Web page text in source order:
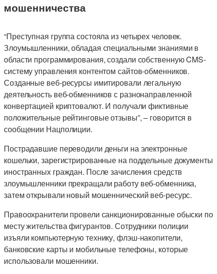
мошенничества
“Преступная группа состояла из четырех человек.
Злоумышленники, обладая специальными знаниями в
области программирования, создали собственную CMS-
систему управления контентом сайтов-обменников.
Созданные веб-ресурсы имитировали легальную
деятельность веб-обменников с разнонаправленной
конвертацией криптовалют. И получали фиктивные
положительные рейтинговые отзывы”, – говорится в
сообщении Нацполиции.
Пострадавшие переводили деньги на электронные
кошельки, зарегистрированные на поддельные документы
иностранных граждан. После зачисления средств
злоумышленники прекращали работу веб-обменника,
затем открывали новый мошеннический веб-ресурс.
Правоохранители провели санкционированные обыски по
месту жительства фигурантов. Сотрудники полиции
изъяли компьютерную технику, флэш-накопители,
банковские карты и мобильные телефоны, которые
использовали мошенники.